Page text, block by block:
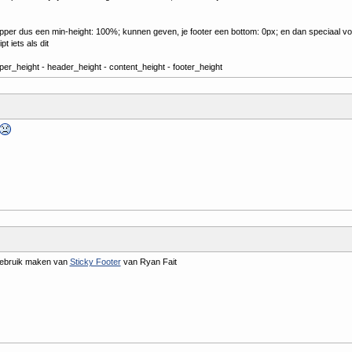
dus een min-height: 100%; kunnen geven, je footer een bottom: 0px; en dan speciaal
iets als dit
- header_height - content_height - footer_height
maken van Sticky Footervan Ryan Fait